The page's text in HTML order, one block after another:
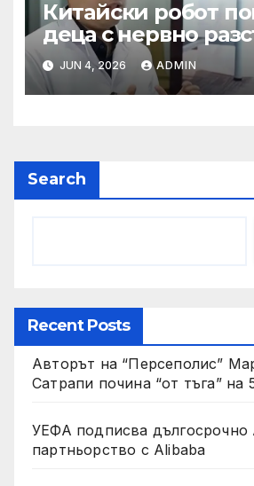
Китайски робот
деца с нервно
да се изправят за
JUN 4, 2026 ADMIN
Search
Recent Posts
Авторът на “Персеполис”
Сатрапи почина “от тъга” на
УЕФА подписва дългосрочно
партньорство с Alibaba